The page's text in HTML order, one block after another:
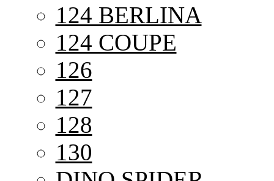
124 BERLINA
124 COUPE
126
127
128
130